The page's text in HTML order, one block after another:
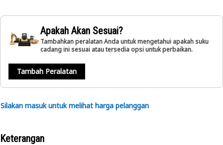
Apakah Akan Sesuai?
Tambahkan peralatan Anda untuk mengetahui apakah suku
cadang ini sesuai atau tersedia opsi untuk perbaikan.
Tambah Peralatan
Silakan masuk untuk melihat harga pelanggan
Keterangan